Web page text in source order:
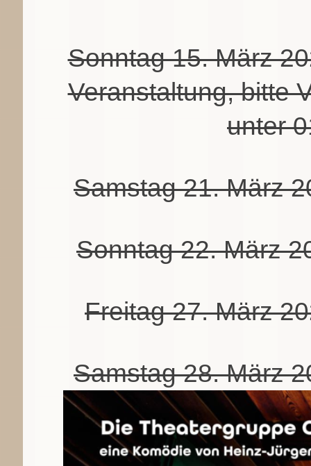
Sonntag 15. März
Veranstaltung, bitte
unter
Samstag 21. März
Sonntag 22. März
Freitag 27. März
Samstag 28. März